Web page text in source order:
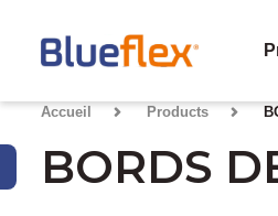
Accueil Products
BORDS